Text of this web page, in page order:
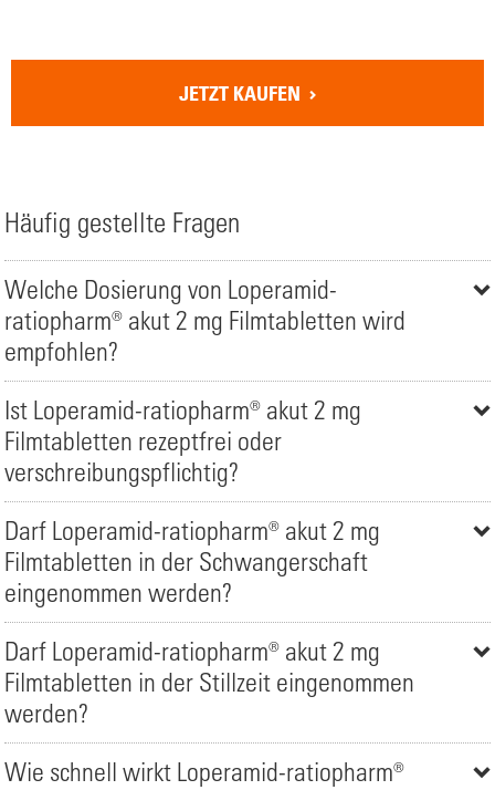
JETZT KAUFEN
Häufig gestellte Fragen
Welche Dosierung von Loperamid-
ratiopharm® akut 2 mg Filmtabletten wird
empfohlen?
Ist Loperamid-ratiopharm® akut 2 mg
Filmtabletten rezeptfrei oder
verschreibungspflichtig?
Darf Loperamid-ratiopharm® akut 2 mg
Filmtabletten in der Schwangerschaft
eingenommen werden?
Darf Loperamid-ratiopharm® akut 2 mg
Filmtabletten in der Stillzeit eingenommen
werden?
Wie schnell wirkt Loperamid-ratiopharm®